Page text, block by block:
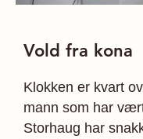
Vold fra kona
Klokken er kvart
mann som har
Storhaug har